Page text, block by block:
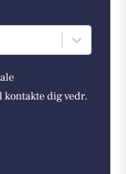
dig vedr.